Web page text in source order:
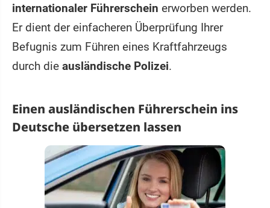
internationaler Führerschein erworben werden.
Er dient der einfacheren Überprüfung Ihrer
Befugnis zum Führen eines Kraftfahrzeugs
durch die ausländische Polizei.
Einen ausländischen Führerschein ins
Deutsche übersetzen lassen